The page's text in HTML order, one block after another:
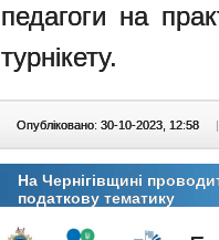
педагоги на
турнікету.
Опубліковано: 30-10-2023, 12:58 |
На Чернігівщині
податкову тематику